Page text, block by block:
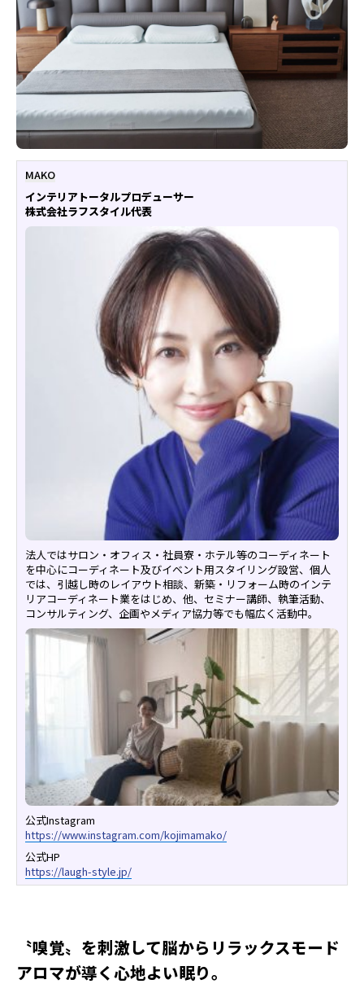
MAKO
インテリアトータルプロデューサー
株式会社ラフスタイル代表
法人ではサロン・オフィス・社員寮・ホテル等のコーディネート
を中心にコーディネート及びイベント用スタイリング設営、個人
では、引越し時のレイアウト相談、新築・リフォーム時のインテ
リアコーディネート業をはじめ、他、セミナー講師、執筆活動、
コンサルティング、企画やメディア協力等でも幅広く活動中。
公式Instagram
https://www.instagram.com/kojimamako/
公式HP
https://laugh-style.jp/
〝嗅覚〟を刺激して脳からリラックスモード
アロマが導く心地よい眠り。